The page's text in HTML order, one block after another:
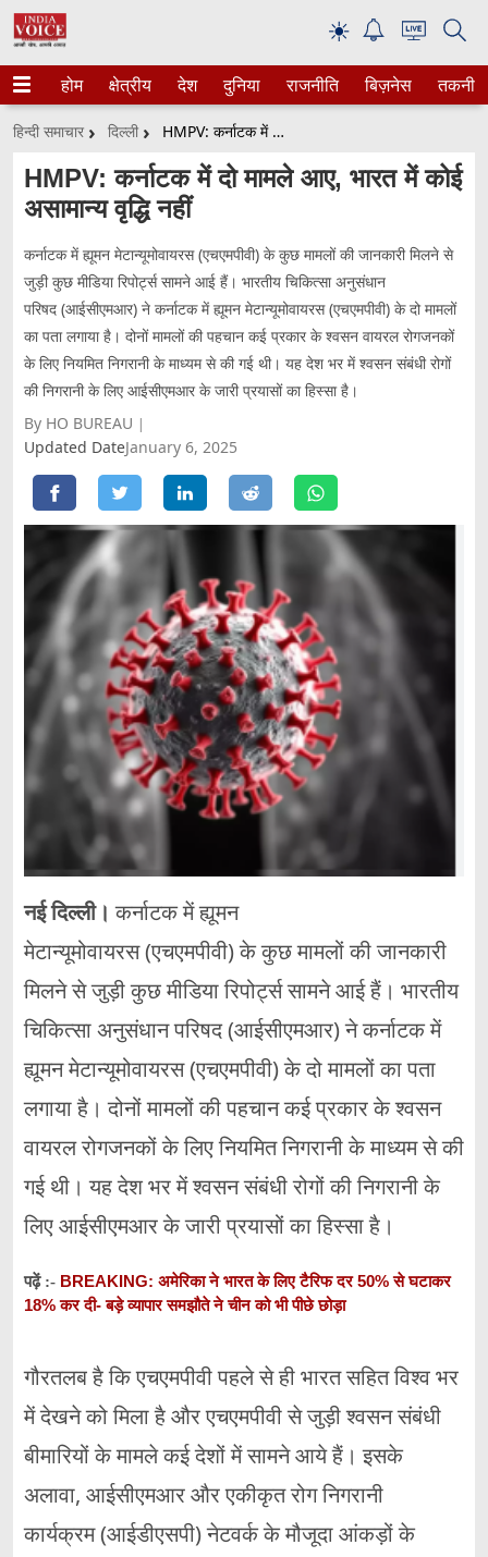
☀
होम क्षेत्रीय देश दुनिया राजनीति बिज़नेस तकनीक
हिन्दी समाचार दिल्ली HMPV: कर्नाटक में दो मामले आए, भारत में कोई असामान्य वृद्धि नहीं
HMPV: कर्नाटक में दो मामले आए, भारत में कोई
असामान्य वृद्धि नहीं
कर्नाटक में ह्यूमन मेटान्यूमोवायरस (एचएमपीवी) के कुछ मामलों की जानकारी मिलने से
जुड़ी कुछ मीडिया रिपोर्ट्स सामने आई हैं। भारतीय चिकित्सा अनुसंधान
परिषद (आईसीएमआर) ने कर्नाटक में ह्यूमन मेटान्यूमोवायरस (एचएमपीवी) के दो मामलों
का पता लगाया है। दोनों मामलों की पहचान कई प्रकार के श्वसन वायरल रोगजनकों
के लिए नियमित निगरानी के माध्यम से की गई थी। यह देश भर में श्वसन संबंधी रोगों
की निगरानी के लिए आईसीएमआर के जारी प्रयासों का हिस्सा है।
By HO BUREAU
Updated DateJanuary 6, 2025
नई दिल्ली। कर्नाटक में ह्यूमन
मेटान्यूमोवायरस (एचएमपीवी) के कुछ मामलों की जानकारी
मिलने से जुड़ी कुछ मीडिया रिपोर्ट्स सामने आई हैं। भारतीय
चिकित्सा अनुसंधान परिषद (आईसीएमआर) ने कर्नाटक में
ह्यूमन मेटान्यूमोवायरस (एचएमपीवी) के दो मामलों का पता
लगाया है। दोनों मामलों की पहचान कई प्रकार के श्वसन
वायरल रोगजनकों के लिए नियमित निगरानी के माध्यम से की
गई थी। यह देश भर में श्वसन संबंधी रोगों की निगरानी के
लिए आईसीएमआर के जारी प्रयासों का हिस्सा है।
पढ़ें :- BREAKING: अमेरिका ने भारत के लिए टैरिफ दर 50% से घटाकर
18% कर दी- बड़े व्यापार समझौते ने चीन को भी पीछे छोड़ा
गौरतलब है कि एचएमपीवी पहले से ही भारत सहित विश्‍व भर
में देखने को मिला है और एचएमपीवी से जुड़ी श्वसन संबंधी
बीमारियों के मामले कई देशों में सामने आये हैं। इसके
अलावा, आईसीएमआर और एकीकृत रोग निगरानी
कार्यक्रम (आईडीएसपी) नेटवर्क के मौजूदा आंकड़ों के